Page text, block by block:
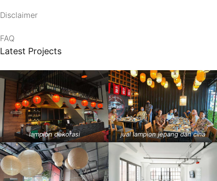
Disclaimer
FAQ
Latest Projects
lampion dekorasi jual lampion jepang dan cina